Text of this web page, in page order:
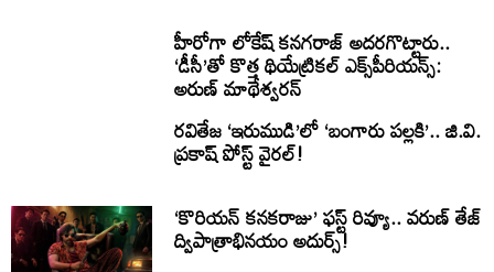
హీరోగా లోకేష్ కనగరాజ్ అదరగొట్టారు..
‘డీసీ’తో కొత్త థియేట్రికల్ ఎక్స్‌పీరియన్స్:
అరుణ్ మాథేశ్వరన్
రవితేజ ‘ఇరుముడి’లో ‘బంగారు పల్లకి’.. జి.వి.
ప్రకాష్ పోస్ట్ వైరల్!
‘కొరియన్ కనకరాజు’ ఫస్ట్ రివ్యూ.. వరుణ్ తేజ్
ద్విపాత్రాభినయం అదుర్స్!